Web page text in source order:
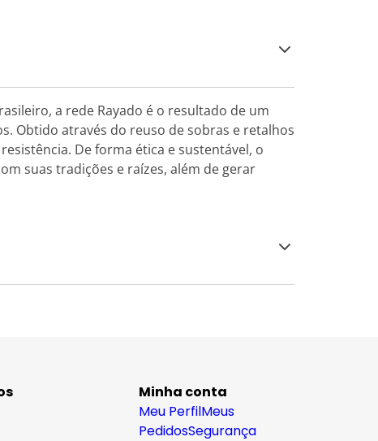
a rede Rayado é o resultado de um
Obtido através do reuso de sobras e retalhos
De forma ética e sustentável, o
suas tradições e raízes, além de gerar
Minha conta
Meu PerfilMeus
PedidosSegurança